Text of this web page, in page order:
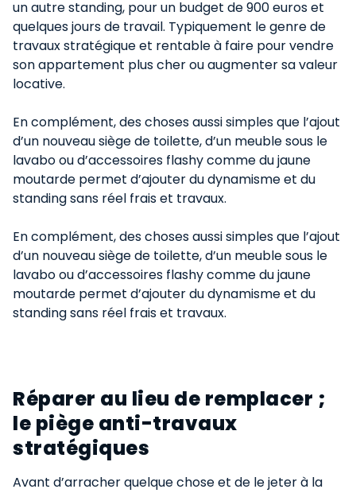
un autre standing, pour un budget de 900 euros et
quelques jours de travail. Typiquement le genre de
travaux stratégique et rentable à faire pour vendre
son appartement plus cher ou augmenter sa valeur
locative.
En complément, des choses aussi simples que l’ajout
d’un nouveau siège de toilette, d’un meuble sous le
lavabo ou d’accessoires flashy comme du jaune
moutarde permet d’ajouter du dynamisme et du
standing sans réel frais et travaux.
En complément, des choses aussi simples que l’ajout
d’un nouveau siège de toilette, d’un meuble sous le
lavabo ou d’accessoires flashy comme du jaune
moutarde permet d’ajouter du dynamisme et du
standing sans réel frais et travaux.
Réparer au lieu de remplacer ;
le piège anti-travaux
stratégiques​
Avant d’arracher quelque chose et de le jeter à la